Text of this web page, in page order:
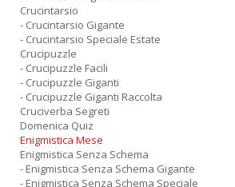
Crucintarsio
- Crucintarsio Gigante
- Crucintarsio Speciale Estate
Crucipuzzle
- Crucipuzzle Facili
- Crucipuzzle Giganti
- Crucipuzzle Giganti Raccolta
Cruciverba Segreti
Domenica Quiz
Enigmistica Mese
Enigmistica Senza Schema
- Enigmistica Senza Schema Gigante
- Enigmistica Senza Schema Speciale